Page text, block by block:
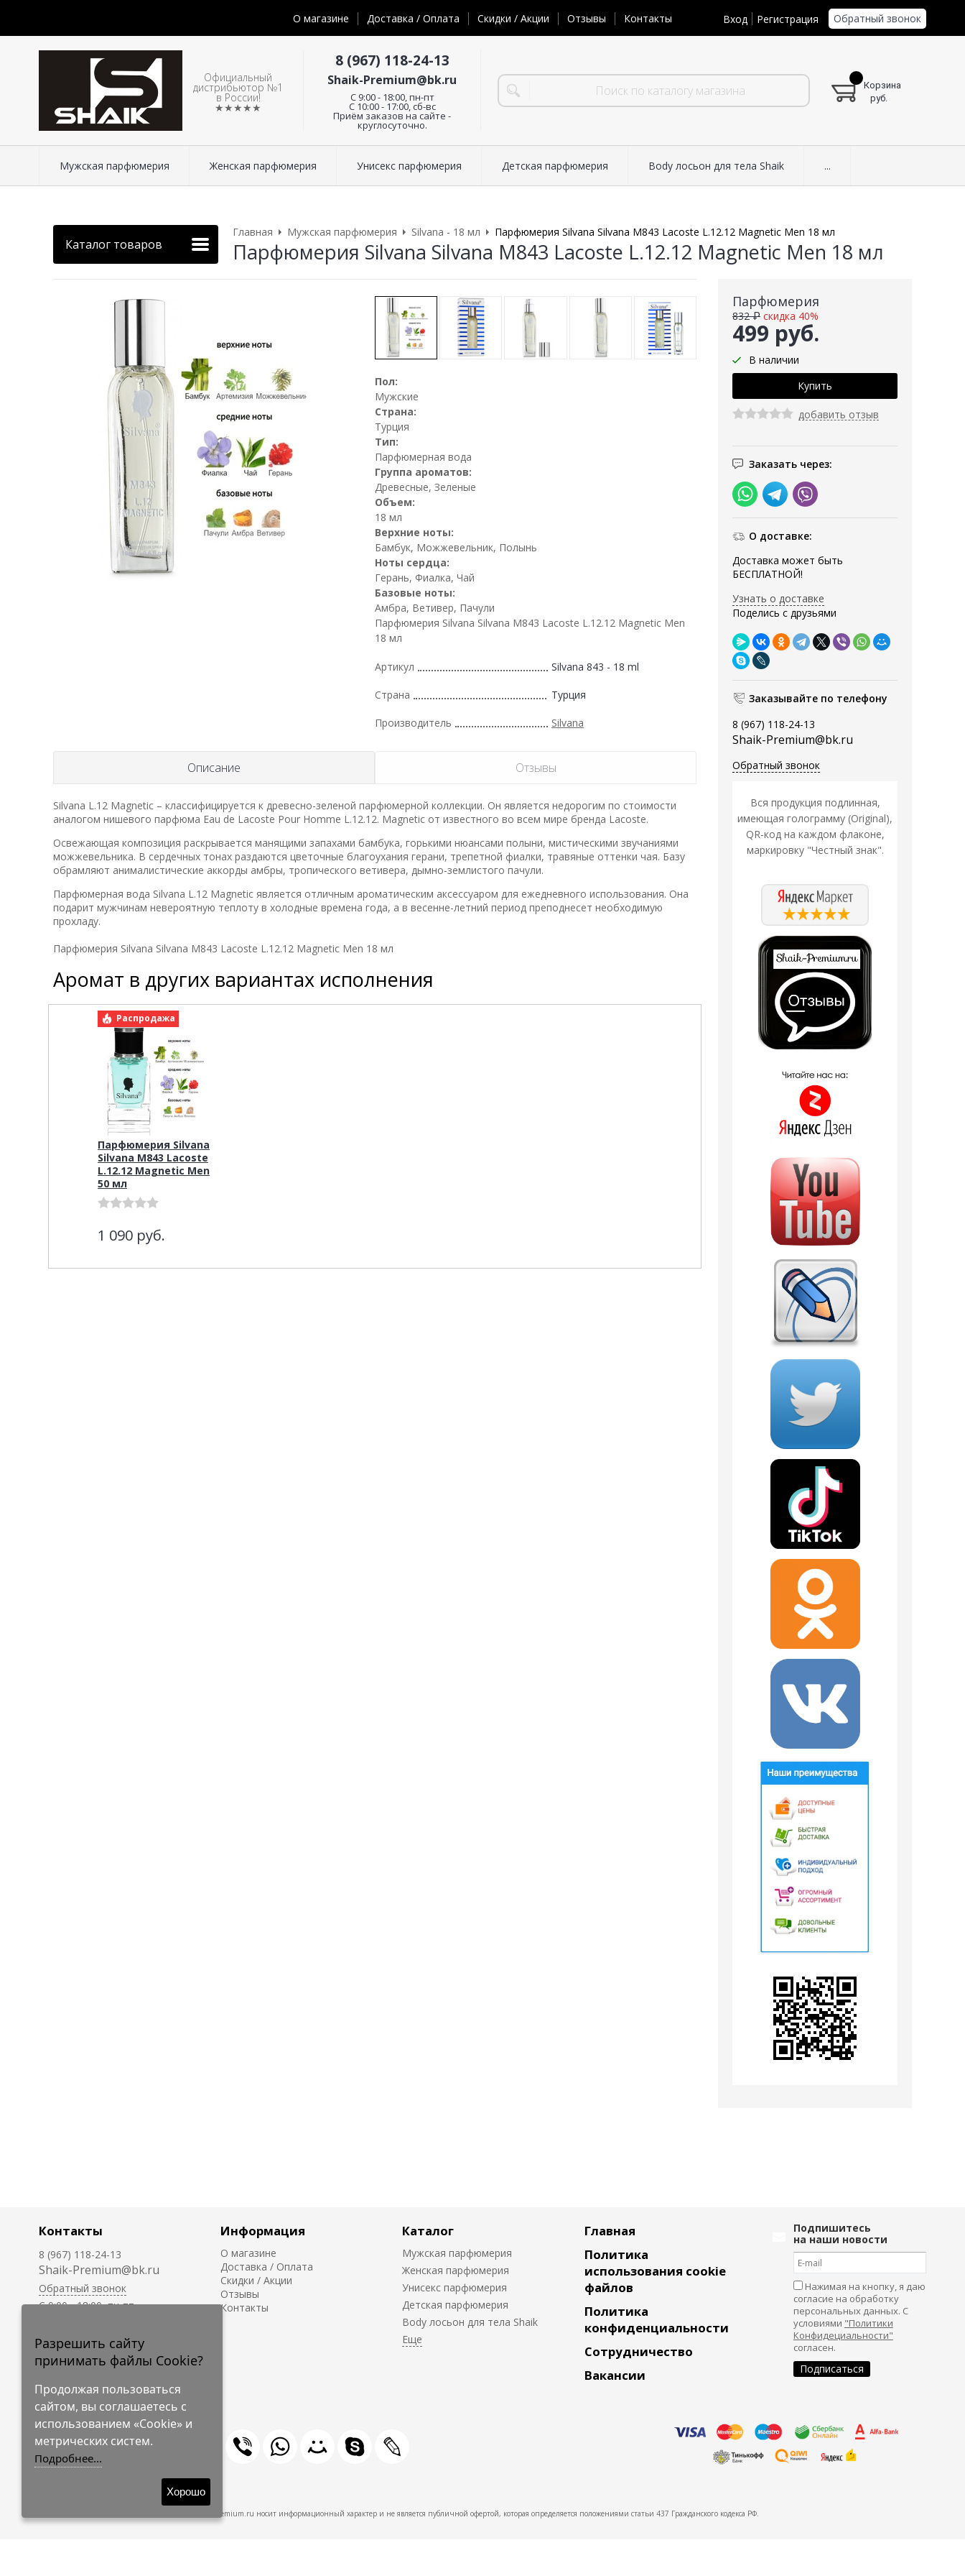
О магазине Доставка / Оплата Скидки / Акции Отзывы Контакты Вход Регистрация Обратный звонок
Официальный
дистрибьютор №1
в России!
★★★★★
8 (967) 118-24-13
Shaik-Premium@bk.ru
C 9:00 - 18:00, пн-пт
С 10:00 - 17:00, сб-вс
Приём заказов на сайте -
круглосуточно.
Корзина
руб.
Мужская парфюмерия Женская парфюмерия Унисекс парфюмерия Детская парфюмерия Body лосьон для тела Shaik ...
Каталог товаров
Главная Мужская парфюмерия Silvana - 18 мл Парфюмерия Silvana Silvana M843 Lacoste L.12.12 Magnetic Men 18 мл
Парфюмерия Silvana Silvana M843 Lacoste L.12.12 Magnetic Men 18 мл
Парфюмерия
499 руб.
832 ₽ скидка 40%
В наличии
добавить отзыв
Заказать через:
О доставке:
Доставка может быть
БЕСПЛАТНОЙ!
Узнать о доставке
Поделись с друзьями
Заказывайте по телефону
8 (967) 118-24-13
Shaik-Premium@bk.ru
Обратный звонок
Вся продукция подлинная,
имеющая голограмму (Original),
QR-код на каждом флаконе,
маркировку "Честный знак".
Пол:
Мужские
Страна:
Турция
Тип:
Парфюмерная вода
Группа ароматов:
Древесные, Зеленые
Объем:
18 мл
Верхние ноты:
Бамбук, Можжевельник, Полынь
Ноты сердца:
Герань, Фиалка, Чай
Базовые ноты:
Амбра, Ветивер, Пачули
Парфюмерия Silvana Silvana M843 Lacoste L.12.12 Magnetic Men
18 мл
Артикул Silvana 843 - 18 ml
Страна Турция
Производитель Silvana
Описание Отзывы
Silvana L.12 Magnetic – классифицируется к древесно-зеленой парфюмерной коллекции. Он является недорогим по стоимости
аналогом нишевого парфюма Eau de Lacoste Pour Homme L.12.12. Magnetic от известного во всем мире бренда Lacoste.
Освежающая композиция раскрывается манящими запахами бамбука, горькими нюансами полыни, мистическими звучаниями
можжевельника. В сердечных тонах раздаются цветочные благоухания герани, трепетной фиалки, травяные оттенки чая. Базу
обрамляют анималистические аккорды амбры, тропического ветивера, дымно-землистого пачули.
Парфюмерная вода Silvana L.12 Magnetic является отличным ароматическим аксессуаром для ежедневного использования. Она
подарит мужчинам невероятную теплоту в холодные времена года, а в весенне-летний период преподнесет необходимую
прохладу.
Парфюмерия Silvana Silvana M843 Lacoste L.12.12 Magnetic Men 18 мл
Аромат в других вариантах исполнения
Распродажа
Парфюмерия Silvana
Silvana M843 Lacoste
L.12.12 Magnetic Men
50 мл
1 090 руб.
Контакты
8 (967) 118-24-13
Shaik-Premium@bk.ru
Обратный звонок
C 9:00 - 18:00, пн-пт
круглосуточно.
Информация
О магазине
Доставка / Оплата
Скидки / Акции
Отзывы
Контакты
Каталог
Мужская парфюмерия
Женская парфюмерия
Унисекс парфюмерия
Детская парфюмерия
Body лосьон для тела Shaik
Главная
Политика
использования cookie
файлов
Политика
конфиденциальности
Сотрудничество
Вакансии
Подпишитесь
на наши новости
Нажимая на кнопку, я даю
согласие на обработку
персональных данных. С
условиями "Политики
Конфидециальности"
согласен.
© 2009-2026 Shaik-Premium
Shaik-Premium.ru носит информационный характер и не является публичной офертой, которая определяется положениями статьи 437 Гражданского кодекса РФ.
Разрешить сайту
принимать файлы Cookie?
Продолжая пользоваться
сайтом, вы соглашаетесь с
использованием «Cookie» и
метрических систем.
Подробнее...
Хорошо